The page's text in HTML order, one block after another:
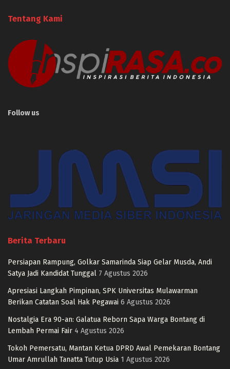
Tentang Kami
Follow us
Berita Terbaru
Persiapan Rampung, Golkar Samarinda Siap Gelar Musda, Andi
Satya Jadi Kandidat Tunggal 7 Agustus 2026
Apresiasi Langkah Pimpinan, SPK Universitas Mulawarman
Berikan Catatan Soal Hak Pegawai 6 Agustus 2026
Nostalgia Era 90-an: Galatua Reborn Sapa Warga Bontang di
Lembah Permai Fair 4 Agustus 2026
Tokoh Pemersatu, Mantan Ketua DPRD Awal Pemekaran Bontang
Umar Amrullah Tanatta Tutup Usia 1 Agustus 2026